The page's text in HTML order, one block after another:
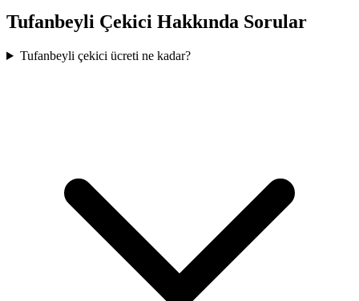
Tufanbeyli Çekici Hakkında Sorular
Tufanbeyli çekici ücreti ne kadar?